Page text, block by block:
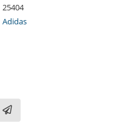
25404
Adidas